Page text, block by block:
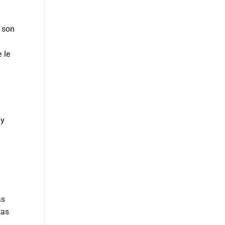
le